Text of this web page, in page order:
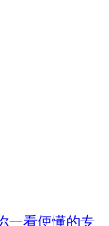
一看便懂的专